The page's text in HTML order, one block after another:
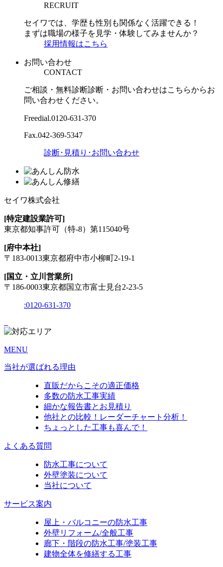
RECRUIT
セイワでは、学歴も性別も関係なく活躍できる！
まずは職場の様子を見学・体験してみませんか？
採用情報はこちら
お問い合わせ
CONTACT
ご相談・無料診断診断・お問い合わせはこちらからお
問い合わせください。
Freedial.0120-631-370
Fax.042-369-5347
診断･見積り･お問い合わせ
セイワ株式会社
[特定建設業許可]
東京都知事許可 （特-8）第115040号
[府中本社]
〒183-0013東京都府中市小柳町2-19-1
[国立・立川営業所]
〒186-0003東京都国立市富士見台2-23-5
:0120-631-370
MENU
当社が選ばれる理由
直販だからこその適正価格
多数の防水工事実績
細かな報告書とお見積り
他社との比較！レーダーチャート分析！
ちょっとした工事も喜んで！
よくある質問
防水工事について
外壁塗装について
当社について
サービス案内
屋上・バルコニーの防水工事
外壁リフォーム/全般工事
廊下・階段の防水工事/塗装工事
建物全体を修繕する工事